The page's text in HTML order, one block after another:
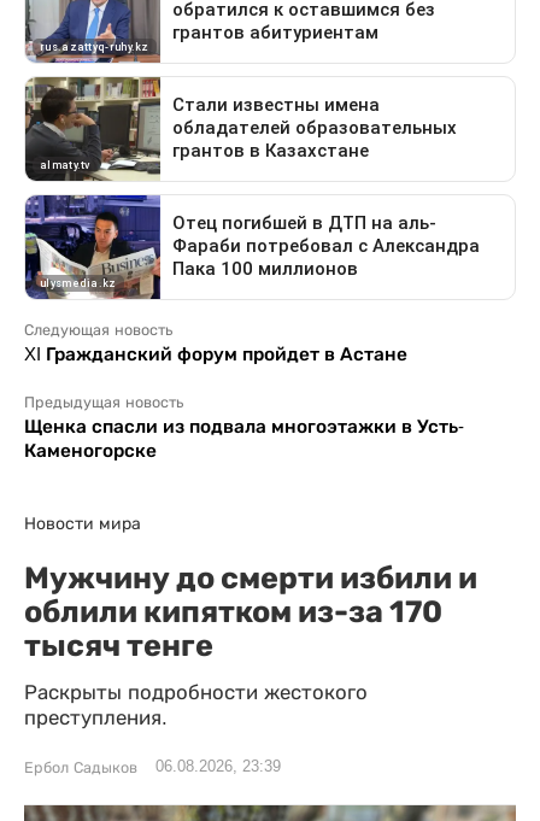
Следующая новость
XI Гражданский форум пройдет в Астане
Предыдущая новость
Щенка спасли из подвала многоэтажки в Усть-
Каменогорске
Новости мира
Мужчину до смерти избили и
облили кипятком из-за 170
тысяч тенге
Раскрыты подробности жестокого
преступления.
Ербол Садыков 06.08.2026, 23:39